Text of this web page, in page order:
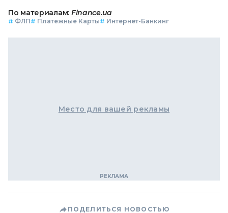
По материалам: Finance.ua
# ФЛП# Платежные Карты# Интернет-Банкинг
Место для вашей рекламы
ПОДЕЛИТЬСЯ НОВОСТЬЮ